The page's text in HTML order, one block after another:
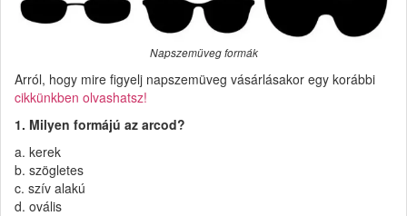
Napszemüveg formák
Arról, hogy mire figyelj napszemüveg vásárlásakor egy korábbi
cikkünkben olvashatsz!
1. Milyen formájú az arcod?
a. kerek
b. szögletes
c. szív alakú
d. ovális